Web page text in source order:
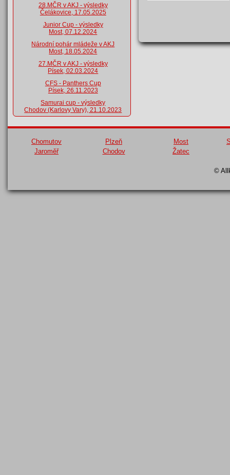
28.MČR v AKJ - výsledky
Čelákovice, 17.05.2025
Junior Cup - výsledky
Most, 07.12.2024
Národní pohár mládeže v AKJ
Most, 18.05.2024
27.MČR v AKJ - výsledky
Písek, 02.03.2024
CFS - Panthers Cup
Písek, 26.11.2023
Samurai cup - výsledky
Chodov (Karlovy Vary), 21.10.2023
Chomutov Plzeň Most
Jaroměř
Chodov Žatec
©